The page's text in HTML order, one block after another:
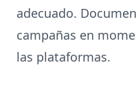
adecuado.
campañas en
las plataformas.